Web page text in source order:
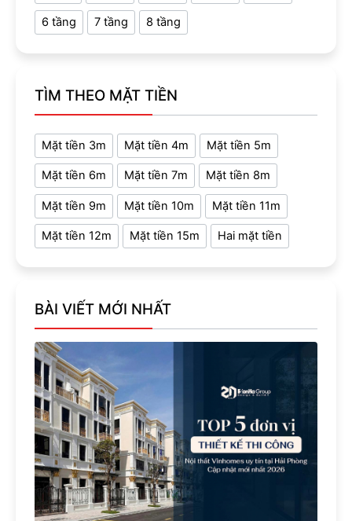
6 tầng 7 tầng 8 tầng
TÌM THEO MẶT TIỀN
Mặt tiền 3m Mặt tiền 4m Mặt tiền 5m
Mặt tiền 6m Mặt tiền 7m Mặt tiền 8m
Mặt tiền 9m Mặt tiền 10m Mặt tiền 11m
Mặt tiền 12m Mặt tiền 15m Hai mặt tiền
BÀI VIẾT MỚI NHẤT